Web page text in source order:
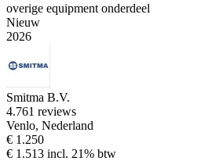
overige equipment onderdeel
Nieuw
2026
Smitma B.V.
4.761 reviews
Venlo, Nederland
€ 1.250
€ 1.513 incl. 21% btw